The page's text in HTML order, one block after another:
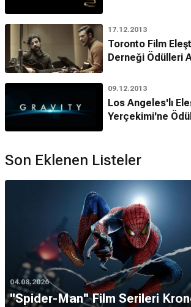
17.12.2013
Toronto Film
Derneği Ödülleri
09.12.2013
Los Angeles'lı
Yerçekimi'ne
Son Eklenen Listeler
04.08.2026
''Spider-Man'' Film Serileri